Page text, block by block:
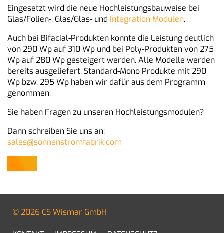
Eingesetzt wird die neue Hochleistungsbauweise bei
Glas/Folien-, Glas/Glas- und Integration Modulen.
Auch bei Bifacial-Produkten konnte die Leistung deutlich
von 290 Wp auf 310 Wp und bei Poly-Produkten von 275
Wp auf 280 Wp gesteigert werden. Alle Modelle werden
bereits ausgeliefert. Standard-Mono Produkte mit 290
Wp bzw. 295 Wp haben wir dafür aus dem Programm
genommen.
Sie haben Fragen zu unseren Hochleistungsmodulen?
Dann schreiben Sie uns an:
sales@sonnenstromfabrik.com
© 2026 CS Wismar GmbH